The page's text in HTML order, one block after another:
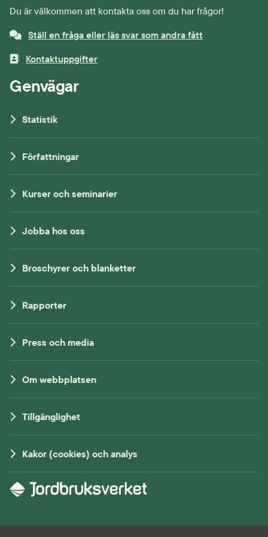
Du är välkommen att kontakta oss om du har frågor!
Ställ en fråga eller läs svar som andra fått
Kontaktuppgifter
Genvägar
Statistik
Författningar
Kurser och seminarier
Jobba hos oss
Broschyrer och blanketter
Rapporter
Press och media
Om webbplatsen
Tillgänglighet
Kakor (cookies) och analys